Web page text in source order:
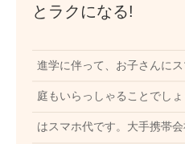
とラクになる!
進学に伴って、お子さんに
庭もいらっしゃることでし
はスマホ代です。大手携帯